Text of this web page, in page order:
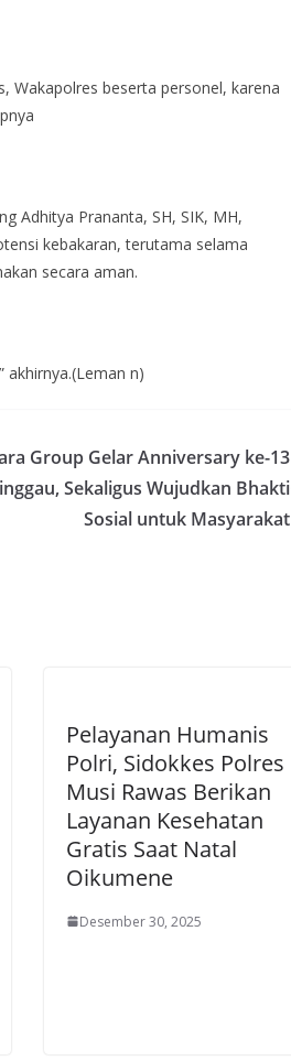
Wakapolres beserta personel, karena
Adhitya Prananta, SH, SIK, MH,
kebakaran, terutama selama
secara aman.
akhirnya.(Leman n)
Group Gelar Anniversary ke-13
Sekaligus Wujudkan Bhakti
Sosial untuk Masyarakat
Pelayanan Humanis
Polri, Sidokkes Polres
Musi Rawas Berikan
Layanan Kesehatan
Gratis Saat Natal
Oikumene
Desember 30, 2025